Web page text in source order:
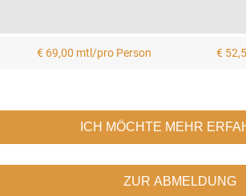
€ 69,00 mtl/pro Person €
ICH MÖCHTE MEHR
ZUR ABMELDUNG